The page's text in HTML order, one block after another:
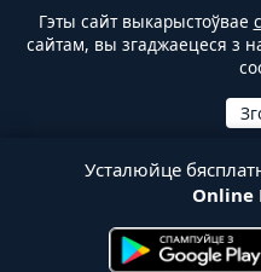
Гэты сайт выкарыстоўвае
сайтам, вы згаджаецеся з
Усталюйце
Online